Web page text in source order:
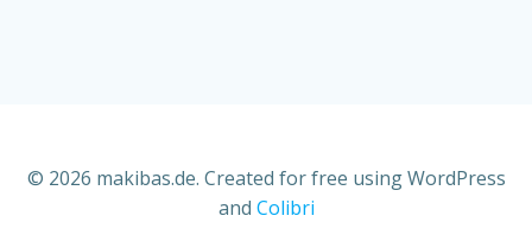
© 2026 makibas.de. Created for free using WordPress
and Colibri